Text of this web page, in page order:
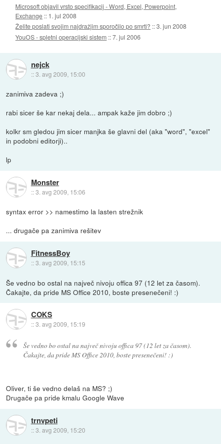
Microsoft objavil vrsto specifikacij - Word, Excel, Powerpoint,
Exchange :: 1. jul 2008
Želite poslati svojim najdražjim sporočilo po smrti? ::3. jun 2008
YouOS - spletni operacijski sistem ::7. jul 2006
nejck
::3. avg 2009, 15:00
zanimiva zadeva ;)
rabi sicer še kar nekaj dela... ampak kaže jim dobro ;)
kolkr sm gledou jim sicer manjka še glavni del (aka "word", "excel"
in podobni editorji)..
lp
Monster
::3. avg 2009, 15:06
syntax error >> namestimo la lasten strežnik
... drugače pa zanimiva rešitev
FitnessBoy
::3. avg 2009, 15:15
Še vedno bo ostal na največ nivoju offica 97 (12 let za časom).
Čakajte, da pride MS Office 2010, boste presenečeni! :)
COKS
::3. avg 2009, 15:19
Še vedno bo ostal na največ nivoju offica 97 (12 let za časom).
Čakajte, da pride MS Office 2010, boste presenečeni! :)
Oliver, ti še vedno delaš na MS? ;)
Drugače pa pride kmalu Google Wave
trnvpeti
::3. avg 2009, 15:20